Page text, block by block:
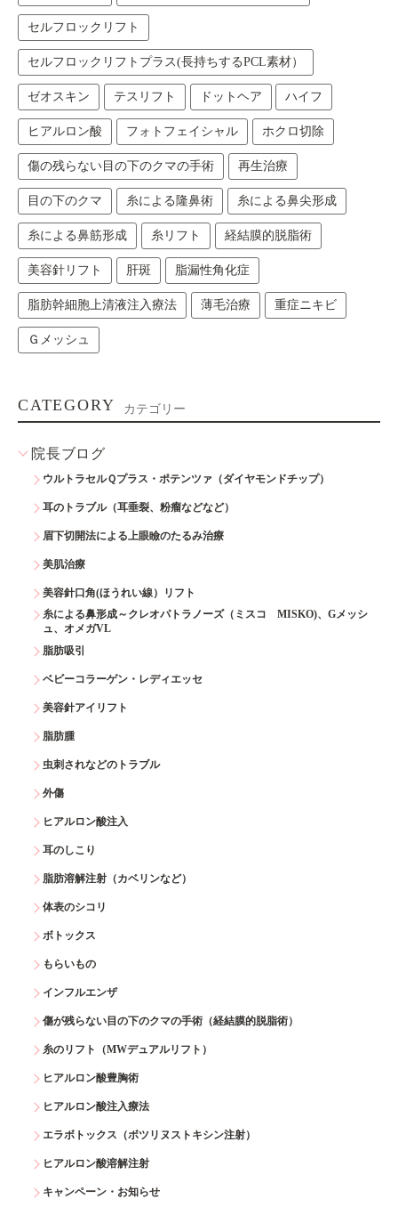
セルフロックリフト
セルフロックリフトプラス(長持ちするPCL素材）
ゼオスキン テスリフト ドットヘア ハイフ
ヒアルロン酸 フォトフェイシャル ホクロ切除
傷の残らない目の下のクマの手術 再生治療
目の下のクマ 糸による隆鼻術 糸による鼻尖形成
糸による鼻筋形成 糸リフト 経結膜的脱脂術
美容針リフト 肝斑 脂漏性角化症
脂肪幹細胞上清液注入療法 薄毛治療 重症ニキビ
Ｇメッシュ
CATEGORY カテゴリー
院長ブログ
ウルトラセルＱプラス・ポテンツァ（ダイヤモンドチップ）
耳のトラブル（耳垂裂、粉瘤などなど）
眉下切開法による上眼瞼のたるみ治療
美肌治療
美容針口角(ほうれい線）リフト
糸による鼻形成～クレオパトラノーズ（ミスコ MISKO)、Gメッシ
ュ、オメガVL
脂肪吸引
ベビーコラーゲン・レディエッセ
美容針アイリフト
脂肪腫
虫刺されなどのトラブル
外傷
ヒアルロン酸注入
耳のしこり
脂肪溶解注射（カベリンなど）
体表のシコリ
ボトックス
もらいもの
インフルエンザ
傷が残らない目の下のクマの手術（経結膜的脱脂術）
糸のリフト（MWデュアルリフト）
ヒアルロン酸豊胸術
ヒアルロン酸注入療法
エラボトックス（ボツリヌストキシン注射）
ヒアルロン酸溶解注射
キャンペーン・お知らせ